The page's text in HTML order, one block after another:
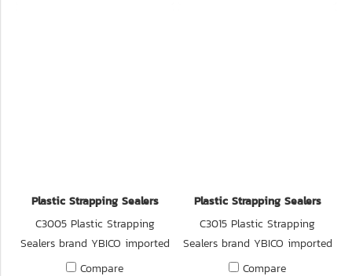
Plastic Strapping Sealers
C3005 Plastic Strapping
Sealers brand YBICO imported
from Taiwan.
Compare
Plastic Strapping Sealers
C3015 Plastic Strapping
Sealers brand YBICO imported
from Taiwan.
Compare